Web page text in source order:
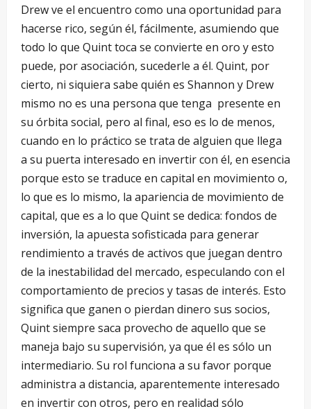
Drew ve el encuentro como una oportunidad para
hacerse rico, según él, fácilmente, asumiendo que
todo lo que Quint toca se convierte en oro y esto
puede, por asociación, sucederle a él. Quint, por
cierto, ni siquiera sabe quién es Shannon y Drew
mismo no es una persona que tenga presente en
su órbita social, pero al final, eso es lo de menos,
cuando en lo práctico se trata de alguien que llega
a su puerta interesado en invertir con él, en esencia
porque esto se traduce en capital en movimiento o,
lo que es lo mismo, la apariencia de movimiento de
capital, que es a lo que Quint se dedica: fondos de
inversión, la apuesta sofisticada para generar
rendimiento a través de activos que juegan dentro
de la inestabilidad del mercado, especulando con el
comportamiento de precios y tasas de interés. Esto
significa que ganen o pierdan dinero sus socios,
Quint siempre saca provecho de aquello que se
maneja bajo su supervisión, ya que él es sólo un
intermediario. Su rol funciona a su favor porque
administra a distancia, aparentemente interesado
en invertir con otros, pero en realidad sólo